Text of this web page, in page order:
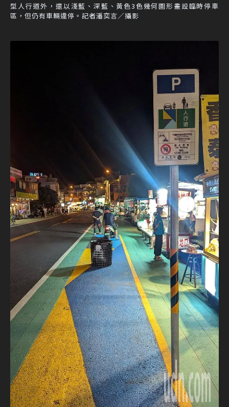
型人行道外，還以淺藍、深藍、黃色3色幾何圖形畫設臨時停車
區，但仍有車輛違停。記者潘奕言／攝影